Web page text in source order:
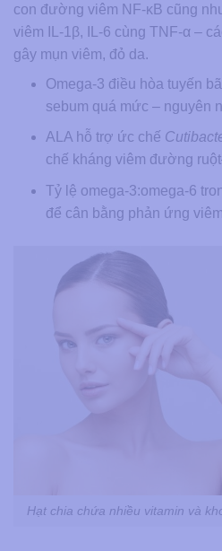
con đường viêm NF-κB cũng
viêm IL-1β, IL-6 cùng TNF-α –
gây mụn viêm, đỏ da.
Omega-3 điều hòa tuyến
sebum quá mức – nguyên
ALA hỗ trợ ức chế
chế kháng viêm đường
Tỷ lệ omega-3:omega-6
để cân bằng phản ứng
Hạt chia chứa nhiều vitamin và